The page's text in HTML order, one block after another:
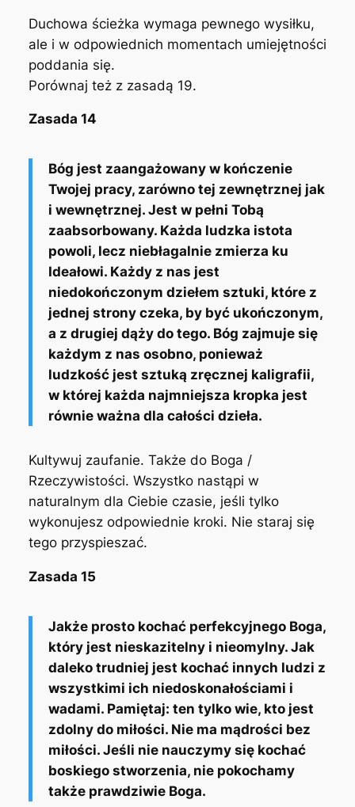
Duchowa ścieżka wymaga pewnego wysiłku,
ale i w odpowiednich momentach umiejętności
poddania się.
Porównaj też z zasadą 19.
Zasada 14
Bóg jest zaangażowany w kończenie
Twojej pracy, zarówno tej zewnętrznej jak
i wewnętrznej. Jest w pełni Tobą
zaabsorbowany. Każda ludzka istota
powoli, lecz niebłagalnie zmierza ku
Ideałowi. Każdy z nas jest
niedokończonym dziełem sztuki, które z
jednej strony czeka, by być ukończonym,
a z drugiej dąży do tego. Bóg zajmuje się
każdym z nas osobno, ponieważ
ludzkość jest sztuką zręcznej kaligrafii,
w której każda najmniejsza kropka jest
równie ważna dla całości dzieła.
Kultywuj zaufanie. Także do Boga /
Rzeczywistości. Wszystko nastąpi w
naturalnym dla Ciebie czasie, jeśli tylko
wykonujesz odpowiednie kroki. Nie staraj się
tego przyspieszać.
Zasada 15
Jakże prosto kochać perfekcyjnego Boga,
który jest nieskazitelny i nieomylny. Jak
daleko trudniej jest kochać innych ludzi z
wszystkimi ich niedoskonałościami i
wadami. Pamiętaj: ten tylko wie, kto jest
zdolny do miłości. Nie ma mądrości bez
miłości. Jeśli nie nauczymy się kochać
boskiego stworzenia, nie pokochamy
także prawdziwie Boga.